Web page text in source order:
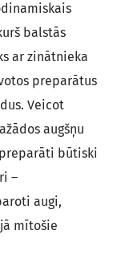
balstās
ar zinātnieka
preparātus
Veicot
augšņu
būtiski
–
augi,
mītošie